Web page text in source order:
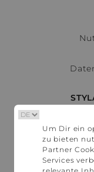
Um Dir ein
zu bieten
Partner
Services